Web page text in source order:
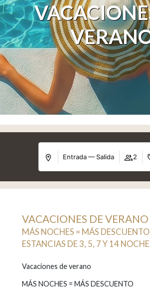
Entrada — Salida 2
VACACIONES DE VERANO
MÁS NOCHES = MÁS DESCUENTO
ESTANCIAS DE 3, 5, 7 Y 14
Vacaciones de verano
MÁS NOCHES = MÁS DESCUENTO